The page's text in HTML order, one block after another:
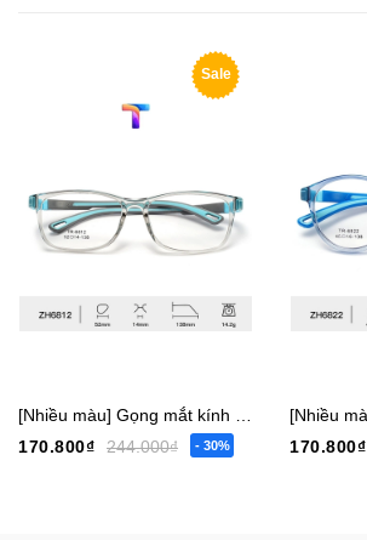
Sale
170.800₫
244.000₫ - 30%
170.800₫